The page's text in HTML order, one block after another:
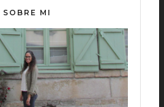
SOBRE MI